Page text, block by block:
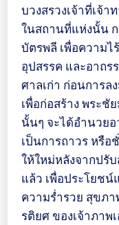
บวงสรวงเจ้าที่เจ้
ในสถานที่แห่งนั้น ก
บัตรพลี เพื่อความ
อุปสรรค และอาถร
ศาลเก่า ก่อนการล
เพื่อก่อสร้าง พระชั
นั้นๆ จะได้อำนวย
เป็นการถาวร หรื
ให้ใหม่หลังจากปรั
แล้ว เพื่อประโยชน์
ความร่ำรวย สุขภา
รติยศ ของเจ้าภาพเ